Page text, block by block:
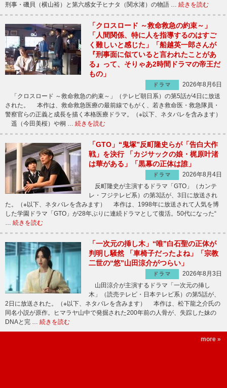
刑事・磯貝（横山裕）と第六感女子ヒナタ（関水渚）の物語 … 続きを読む
「クロスロード ～救命救急の約束～」
「人間関係、特に人を指導するのはすご
く難しいと感じた」「船越英一郎さんが
『刑事面に似ていると言われたことがあ
る』って、そりゃあ2時間ドラマの帝王だ
もの」
ドラマ
2026年8月6日
「クロスロード ～救命救急の約束～」（テレビ朝日系）の第5話が4日に放送
された。 本作は、救命救急医療の最前線でもがく、若き救命医・救急隊員・
警察官らの正義と成長を描く本格医療ドラマ。（※以下、ネタバレを含みます）
遥（今田美桜）や桐 … 続きを読む
「GTO」“鬼塚”反町隆史らが「告白大作
戦」を決行 「カジサックの娘・梶原叶渚
は華がある」「黒幕の正体は誰」
ドラマ
2026年8月4日
反町隆史が主演するドラマ「GTO」（カンテ
レ・フジテレビ系）の第3話が、3日に放送され
た。（※以下、ネタバレを含みます） 本作は、1998年に放送されて人気を博
した学園ドラマ「GTO」が28年ぶりに連続ドラマとして復活。50代になった“
続きを読む
「一次元の挿し木」“唯”白石聖の正体が
判明し騒然 「車椅子だったよね」「宗教
二世の“悠”山田涼介がつらい」
ドラマ
2026年8月3日
山田涼介が主演するドラマ「一次元の挿し
木」（読売テレビ・日本テレビ系）の第5話が、
2日に放送された。（※以下、ネタバレを含みます） 本作は、松下龍之介氏の
同名小説が原作。ヒマラヤ山中で発掘された200年前の人骨が、失踪した妹の
DNAと完 … 続きを読む
more »